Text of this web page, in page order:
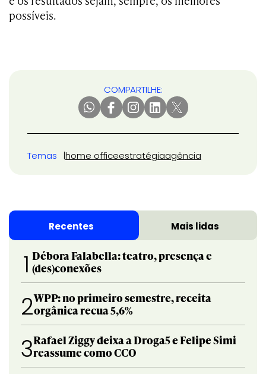
possíveis.
COMPARTILHE:
Temas home officeestratégiaagência
Recentes Mais lidas
1 Débora Falabella: teatro, presença e
(des)conexões
2WPP: no primeiro semestre, receita
orgânica recua 5,6%
3Rafael Ziggy deixa a Droga5 e Felipe Simi
reassume como CCO